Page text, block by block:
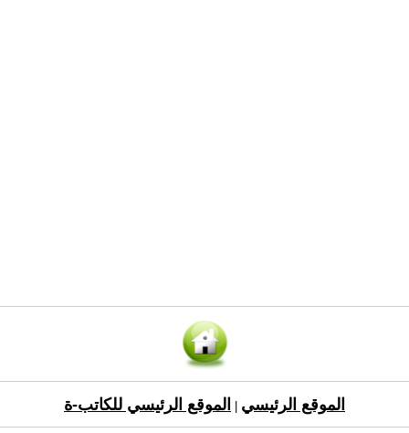
الموقع الرئيسي الموقع الرئيسي للكاتب-ة